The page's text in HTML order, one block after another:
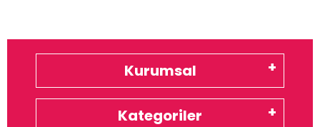
Kurumsal
Kategoriler